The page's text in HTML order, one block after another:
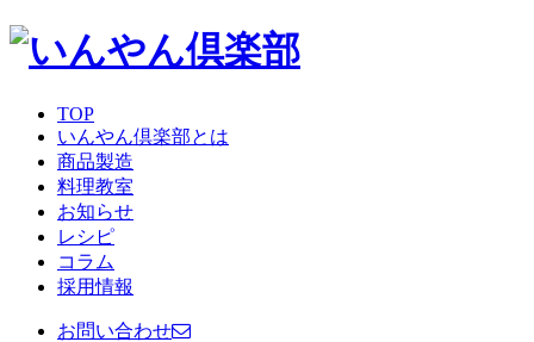
TOP
いんやん倶楽部とは
商品製造
料理教室
お知らせ
レシピ
コラム
採用情報
お問い合わせ